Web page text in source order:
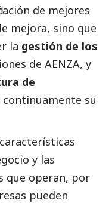
de mejores
mejora, sino que
la gestión de los
de AENZA, y
de
su
y las
que operan, por
pueden